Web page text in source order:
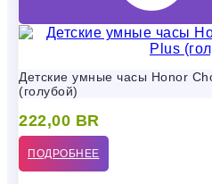
Детские умные часы Honor
(голубой)
222,00 BR
ПОДРОБНЕЕ